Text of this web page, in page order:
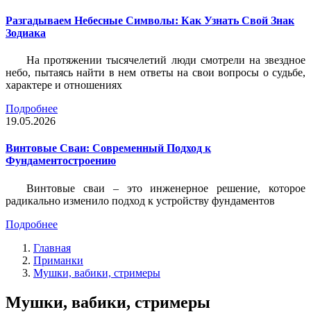
Разгадываем Небесные Символы: Как Узнать Свой Знак
Зодиака
На протяжении тысячелетий люди смотрели на звездное
небо, пытаясь найти в нем ответы на свои вопросы о судьбе,
характере и отношениях
Подробнее
19.05.2026
Винтовые Сваи: Современный Подход к
Фундаментостроению
Винтовые сваи – это инженерное решение, которое
радикально изменило подход к устройству фундаментов
Подробнее
Главная
Приманки
Мушки, вабики, стримеры
Мушки, вабики, стримеры